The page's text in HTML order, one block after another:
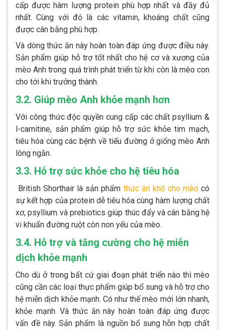
cấp được hàm lượng protein phù hợp nhất và đầy đủ
nhất. Cùng với đó là các vitamin, khoáng chất cũng
được cân bằng phù hợp.
Và dòng thức ăn này hoàn toàn đáp ứng được điều này.
Sản phẩm giúp hỗ trợ tốt nhất cho hệ cơ và xương của
mèo Anh trong quá trình phát triển từ khi còn là mèo con
cho tới khi trưởng thành.
3.2. Giúp mèo Anh khỏe mạnh hơn
Với công thức độc quyền cung cấp các chất psyllium &
l-carnitine, sản phẩm giúp hỗ trợ sức khỏe tim mạch,
tiêu hóa cùng các bệnh về tiểu đường ở giống mèo Anh
lông ngắn.
3.3. Hỗ trợ sức khỏe cho hệ tiêu hóa
British Shorthair là sản phẩm thức ăn khô cho mèocó
sự kết hợp của protein dễ tiêu hóa cùng hàm lượng chất
xơ, psyllium và prebiotics giúp thúc đẩy và cân bằng hệ
vi khuẩn đường ruột còn non yếu của mèo.
3.4. Hỗ trợ và tăng cường cho hệ miễn
dịch khỏe mạnh
Cho dù ở trong bất cứ giai đoạn phát triển nào thì mèo
cũng cần các loại thực phẩm giúp bổ sung và hỗ trợ cho
hệ miễn dịch khỏe mạnh. Có như thế mèo mới lớn nhanh,
khỏe mạnh. Và thức ăn này hoàn toàn đáp ứng được
vấn đề này. Sản phẩm là nguồn bổ sung hỗn hợp chất